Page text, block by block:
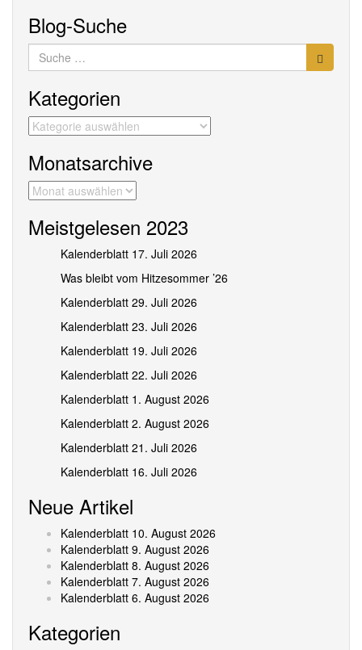
Blog-Suche
Suche
nach:
Kategorien
Kategorien
Monatsarchive
Monatsarchive
Meistgelesen 2023
Kalenderblatt 17. Juli 2026
Was bleibt vom Hitzesommer ’26
Kalenderblatt 29. Juli 2026
Kalenderblatt 23. Juli 2026
Kalenderblatt 19. Juli 2026
Kalenderblatt 22. Juli 2026
Kalenderblatt 1. August 2026
Kalenderblatt 2. August 2026
Kalenderblatt 21. Juli 2026
Kalenderblatt 16. Juli 2026
Neue Artikel
Kalenderblatt 10. August 2026
Kalenderblatt 9. August 2026
Kalenderblatt 8. August 2026
Kalenderblatt 7. August 2026
Kalenderblatt 6. August 2026
Kategorien